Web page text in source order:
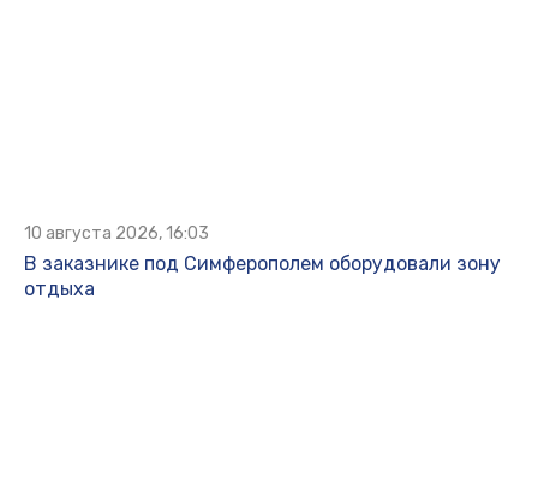
10 августа 2026, 16:03
В заказнике под Симферополем оборудовали зону
отдыха